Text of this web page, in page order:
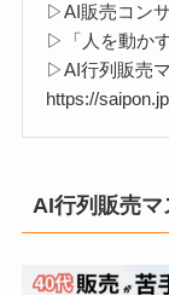
▷AI販売コン
▷「人を動か
▷AI行列販売
https://
AI行列販売